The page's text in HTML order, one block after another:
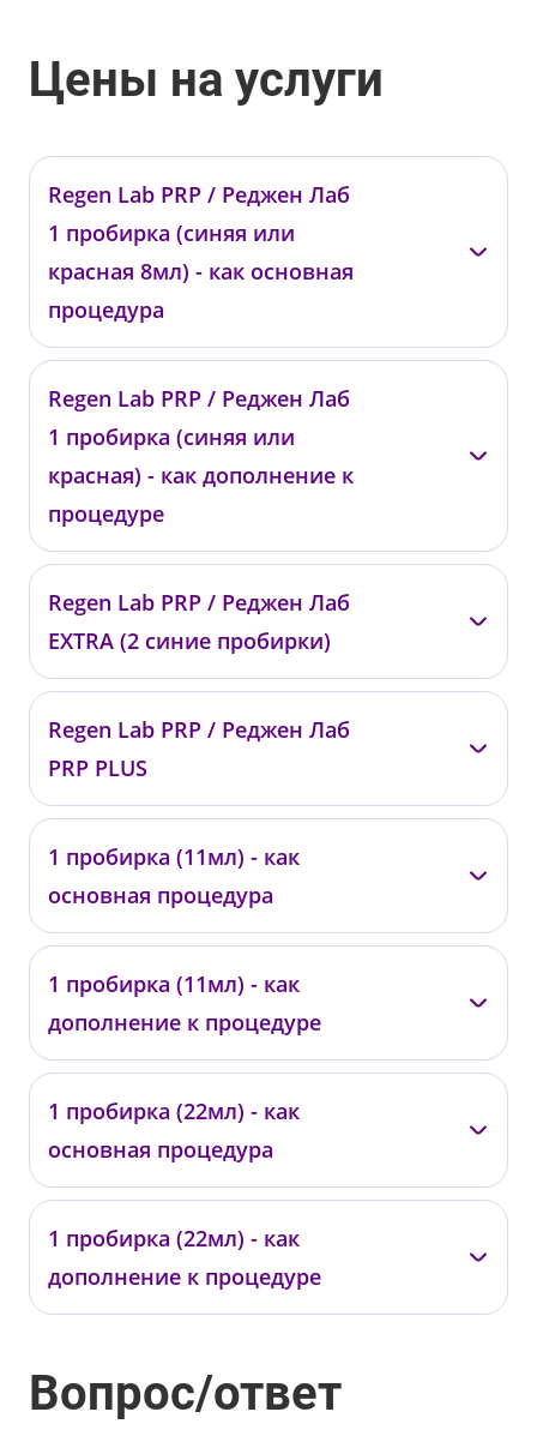
Цены на услуги
Regen Lab PRP / Реджен Лаб
1 пробирка (синяя или
красная 8мл) - как основная
процедура
00778
от 20 000 ₽
Regen Lab PRP / Реджен Лаб
1 пробирка (синяя или
красная) - как дополнение к
процедуре
00743
от 18 000 ₽
Regen Lab PRP / Реджен Лаб
EXTRA (2 синие пробирки)
007432
от 36 000 ₽
Regen Lab PRP / Реджен Лаб
PRP PLUS
00777
от 60 000 ₽
1 пробирка (11мл) - как
основная процедура
01975
от 20 000 ₽
1 пробирка (11мл) - как
дополнение к процедуре
01977
от 18 000 ₽
1 пробирка (22мл) - как
основная процедура
01976
от 32 000 ₽
1 пробирка (22мл) - как
дополнение к процедуре
01978
от 29 000 ₽
Вопрос/ответ